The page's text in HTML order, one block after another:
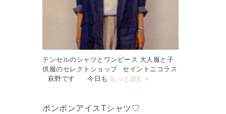
テンセルのシャツとワンピース 大人服と子
供服のセレクトショップ セイントニコラス
萩野です 今日も もっと読む »
ポンポンアイスTシャツ♡